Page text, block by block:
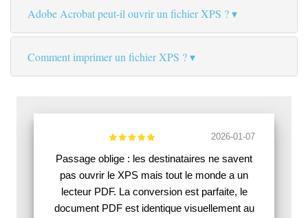
Adobe Acrobat peut-il ouvrir un fichier XPS ?
Comment imprimer un fichier XPS ?
2026-01-07
Passage oblige : les destinataires ne savent
pas ouvrir le XPS mais tout le monde a un
lecteur PDF. La conversion est parfaite, le
document PDF est identique visuellement au